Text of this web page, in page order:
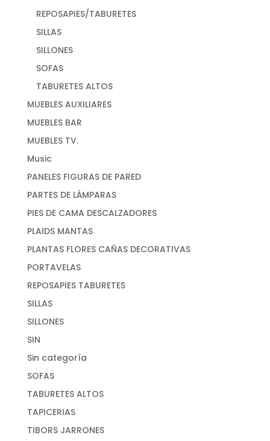
REPOSAPIES/TABURETES
SILLAS
SILLONES
SOFAS
TABURETES ALTOS
MUEBLES AUXILIARES
MUEBLES BAR
MUEBLES TV.
Music
PANELES FIGURAS DE PARED
PARTES DE LÁMPARAS
PIES DE CAMA DESCALZADORES
PLAIDS MANTAS
PLANTAS FLORES CAÑAS DECORATIVAS
PORTAVELAS
REPOSAPIES TABURETES
SILLAS
SILLONES
SIN
Sin categoría
SOFAS
TABURETES ALTOS
TAPICERIAS
TIBORS JARRONES